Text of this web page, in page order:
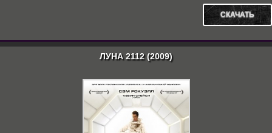
СКАЧАТЬ
ЛУНА 2112 (2009)